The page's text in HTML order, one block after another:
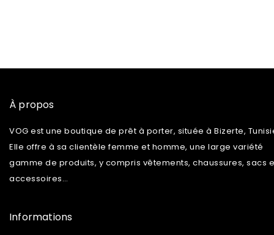
À propos
VOG est une boutique de prêt à porter, située à Bizerte,
Elle offre à sa clientèle femme et homme, une large variété
gamme de produits, y compris vêtements, chaussures, sacs
accessoires…
Informations